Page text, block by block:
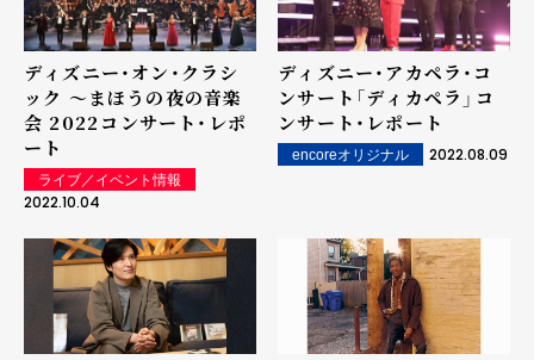
ディズニー・オン・クラシ
ック ～まほうの夜の音楽
会 2022――コンサート・レポ
ート
ライブ／イベント情報
2022.10.04
ディズニー・アカペラ・コ
ンサート「ディカペラ」――コ
ンサート・レポート
encoreオリジナル 2022.08.09